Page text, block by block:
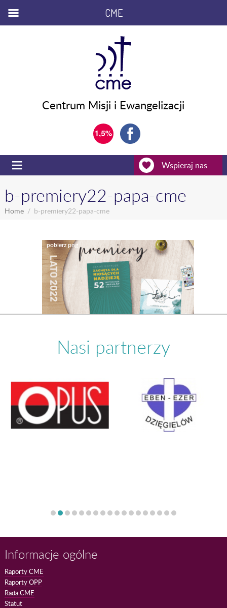
Centrum Misji i Ewangelizacji
Wspieraj nas
b-premiery22-papa-cme
Home b-premiery22-papa-cme
Nasi partnerzy
Informacje ogólne
Raporty CME
Raporty OPP
Rada CME
Statut
CME